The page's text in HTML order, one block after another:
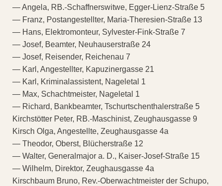
— Angela, RB.-Schaffnerswitwe, Egger-Lienz-Straße 5
— Franz, Postangestellter, Maria-Theresien-Straße 13
— Hans, Elektromonteur, Sylvester-Fink-Straße 7
— Josef, Beamter, Neuhauserstraße 24
— Josef, Reisender, Reichenau 7
— Karl, Angestellter, Kapuzinergasse 21
— Karl, Kriminalassistent, Nageletal 1
— Max, Schachtmeister, Nageletal 1
— Richard, Bankbeamter, Tschurtschenthalerstraße 5
Kirchstötter Peter, RB.-Maschinist, Zeughausgasse 9
Kirsch Olga, Angestellte, Zeughausgasse 4a
— Theodor, Oberst, Blücherstraße 12
— Walter, Generalmajor a. D., Kaiser-Josef-Straße 15
— Wilhelm, Direktor, Zeughausgasse 4a
Kirschbaum Bruno, Rev.-Oberwachtmeister der Schupo,